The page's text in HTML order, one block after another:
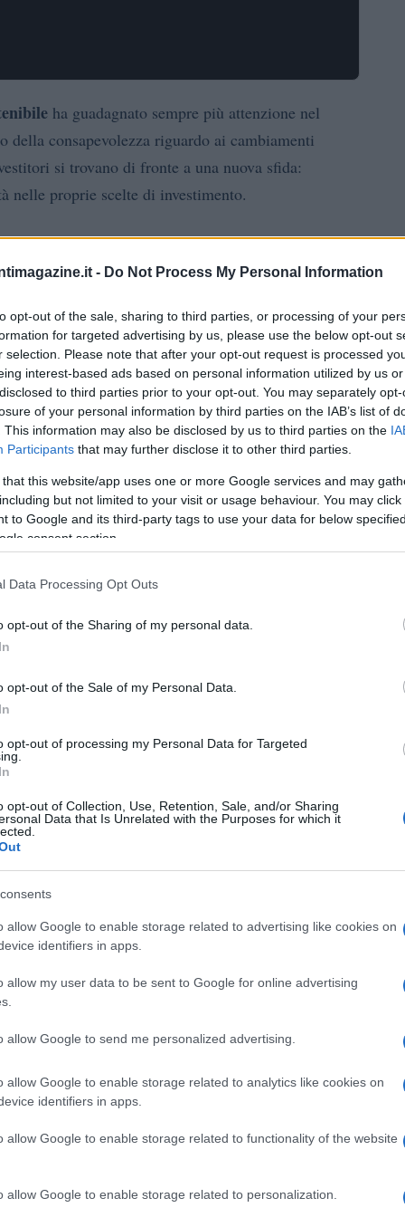
- Do Not Process My Personal Information
opt-out of the sale, sharing to third parties, or processing of your
for targeted advertising by us, please use the below opt-out
selection. Please note that after your opt-out request is processed
interest-based ads based on personal information utilized by us
to third parties prior to your opt-out. You may separately
of your personal information by third parties on the IAB’s list of
This information may also be disclosed by us to third parties on the
Participants that may further disclose it to other third parties.
that this website/app uses one or more Google services and may
but not limited to your visit or usage behaviour. You may
to Google and its third-party tags to use your data for below
consent section.
Data Processing Opt Outs
opt-out of the Sharing of my personal data.
opt-out of the Sale of my Personal Data.
opt-out of processing my Personal Data for Targeted
opt-out of Collection, Use, Retention, Sale, and/or Sharing
Data that Is Unrelated with the Purposes for which it
allow Google to enable storage related to advertising like cookies on
identifiers in apps.
allow my user data to be sent to Google for online advertising
allow Google to send me personalized advertising.
allow Google to enable storage related to analytics like cookies on
identifiers in apps.
allow Google to enable storage related to functionality of the website
allow Google to enable storage related to personalization.
ha guadagnato sempre più attenzione nel
della consapevolezza riguardo ai cambiamenti
si trovano di fronte a una nuova sfida:
nelle proprie scelte di investimento.
etica, ma rappresenta anche un’opportunità
che adottano pratiche sostenibili tendono a
dovuto a diversi fattori, tra cui una gestione più
di adattamento ai cambiamenti normativi e di
ambientalee sociale possono
Gli investitori istituzionali, sempre più attenti alla
con valutazioni più alte. Inoltre, l’integrazione di
può ridurre il rischio associato a potenziali
la finanza sostenibile presenta diverse sfide. La
di cosa costituisce un
valutazione delle performance ambientali e sociali
dati affidabili e trasparenti.
un ruolo cruciale nel promuovere la finanza